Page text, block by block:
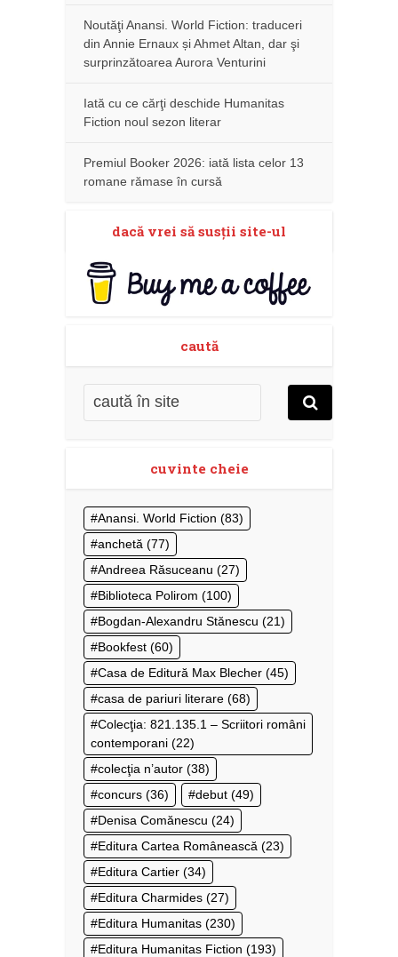
Noutăţi Anansi. World Fiction: traduceri
din Annie Ernaux și Ahmet Altan, dar şi
surprinzătoarea Aurora Venturini
Iată cu ce cărţi deschide Humanitas
Fiction noul sezon literar
Premiul Booker 2026: iată lista celor 13
romane rămase în cursă
dacă vrei să susţii site-ul
caută
cuvinte cheie
Anansi. World Fiction (83)
anchetă (77)
Andreea Răsuceanu (27)
Biblioteca Polirom (100)
Bogdan-Alexandru Stănescu (21)
Bookfest (60)
Casa de Editură Max Blecher (45)
casa de pariuri literare (68)
Colecţia: 821.135.1 – Scriitori români
contemporani (22)
colecţia n’autor (38)
concurs (36) debut (49)
Denisa Comănescu (24)
Editura Cartea Românească (23)
Editura Cartier (34)
Editura Charmides (27)
Editura Humanitas (230)
Editura Humanitas Fiction (193)